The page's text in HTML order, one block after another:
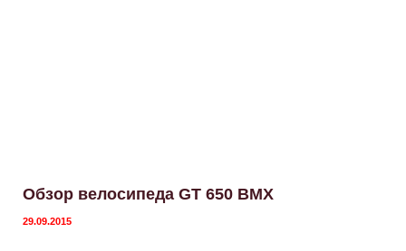
Обзор велосипеда GT 650 BMX
29.09.2015